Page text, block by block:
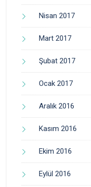
Nisan 2017
Mart 2017
Şubat 2017
Ocak 2017
Aralık 2016
Kasım 2016
Ekim 2016
Eylül 2016